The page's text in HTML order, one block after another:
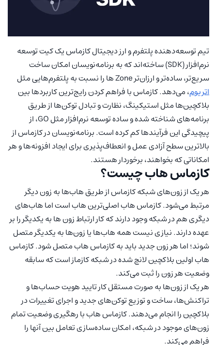
تیم توسعه‌دهنده پلتفرم و ارز دیجیتال کازماس یک کیت توسعه
نر‌م‌افزار (SDK) ساخته‌اند که به برنامه‌نویسان امکان ساخت
سریع‌تر، ساده‌تر و ارزان‌تر Zone ها را نسبت به پلتفرم‌هایی مثل
اتریوم، می‌دهد. کازماس با فراهم کردن رایج‌ترین کاربردها بین
بلاکچین‌ها مثل استیکینگ، نظارت و تبادل توکن‌ها از طریق
برنامه‌های شناخته شده و ساده توسعه نرم‌افزار مثل GO، از
پیچیدگی این فرآیندها کم کرده است. برنامه‌نویسان در کازماس از
بالاترین سطح آزادی عمل و انعطا‌ف‌پذیری برای ایجاد افزونه‌ها و هر
امکاناتی که بخواهند، برخوردار هستند.
کازماس هاب چیست؟
هر یک از زون‌های شبکه کازماس از طریق هاب‌ها به زون دیگر
مرتبط می‌شود. کازماس هاب اصلی‌ترین هاب است اما هاب‌های
دیگری هم در شبکه وجود دارند که کار ارتباط زون ها به یکدیگر را بر
عهده دارند. نیازی نیست همه هاب‌ها یا زون‌ها به یکدیگر متصل
شوند؛ اما هر زون جدید باید به کازماس هاب متصل شود. کازماس
هاب اولین بلاکچین لانچ شده در شبکه کازماز است که سابقه
وضعیت هر زون را ثبت می‌کند.
هر یک از زون‌ها به صورت مستقل کار تایید هویت حساب‌ها و
تراکنش‌ها، ساخت و توزیع توکن‌های جدید و اجرای تغییرات در
بلاکچین را انجام می‌دهند. کازماس هاب با رهگیری وضعیت تمام
زون‌های موجود در شبکه، امکان ساده‌سازی تعامل بین آنها را
فراهم می‌کند.